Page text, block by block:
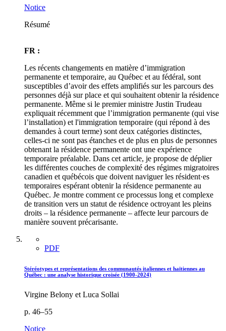
Notice
Résumé
FR :
Les récents changements en matière d’immigration
permanente et temporaire, au Québec et au fédéral, sont
susceptibles d’avoir des effets amplifiés sur les parcours des
personnes déjà sur place et qui souhaitent obtenir la résidence
permanente. Même si le premier ministre Justin Trudeau
expliquait récemment que l’immigration permanente (qui vise
l’installation) et l'immigration temporaire (qui répond à des
demandes à court terme) sont deux catégories distinctes,
celles-ci ne sont pas étanches et de plus en plus de personnes
obtenant la résidence permanente ont une expérience
temporaire préalable. Dans cet article, je propose de déplier
les différentes couches de complexité des régimes migratoires
canadien et québécois que doivent naviguer les résident·es
temporaires espérant obtenir la résidence permanente au
Québec. Je montre comment ce processus long et complexe
de transition vers un statut de résidence octroyant les pleins
droits – la résidence permanente – affecte leur parcours de
manière souvent précarisante.
PDF
Stéréotypes et représentations des communautés italiennes et haïtiennes au
Québec : une analyse historique croisée (1900-2024)
Virgine Belony et Luca Sollai
p. 46–55
Notice